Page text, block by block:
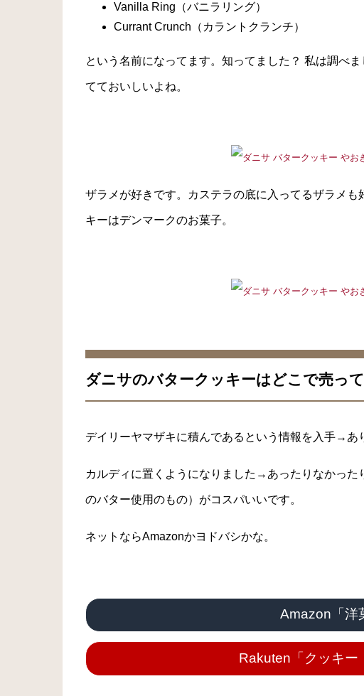
Vanilla Ring（バニラリング）
Currant Crunch（カラントクランチ）
という名前になってます。知ってました？ 私は調べ
てておいしいよね。
ザラメが好きです。カステラの底に入ってるザラメ
キーはデンマークのお菓子。
ダニサのバタークッキーはどこで売っ
デイリーヤマザキに積んであるという情報を入手→あ
カルディに置くようになりました→あったりなかった
のバター使用のもの）がコスパいいです。
ネットならAmazonかヨドバシかな。
Amazon「洋
Rakuten「クッキー